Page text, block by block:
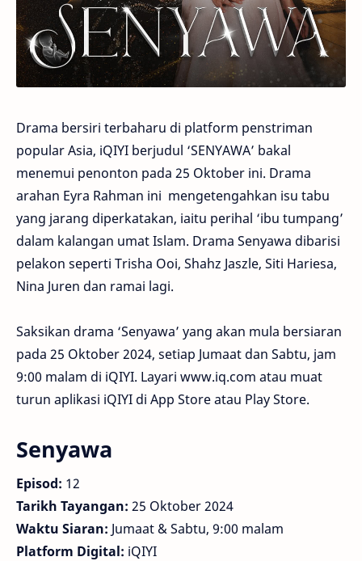
Drama bersiri terbaharu di platform penstriman
popular Asia, iQIYI berjudul ‘SENYAWA’ bakal
menemui penonton pada 25 Oktober ini. Drama
arahan Eyra Rahman ini mengetengahkan isu tabu
yang jarang diperkatakan, iaitu perihal ‘ibu tumpang’
dalam kalangan umat Islam. Drama Senyawa dibarisi
pelakon seperti Trisha Ooi, Shahz Jaszle, Siti Hariesa,
Nina Juren dan ramai lagi.
Saksikan drama ‘Senyawa’ yang akan mula bersiaran
pada 25 Oktober 2024, setiap Jumaat dan Sabtu, jam
9:00 malam di iQIYI. Layari www.iq.com atau muat
turun aplikasi iQIYI di App Store atau Play Store.
Senyawa
Episod: 12
Tarikh Tayangan: 25 Oktober 2024
Waktu Siaran: Jumaat & Sabtu, 9:00 malam
Platform Digital: iQIYI